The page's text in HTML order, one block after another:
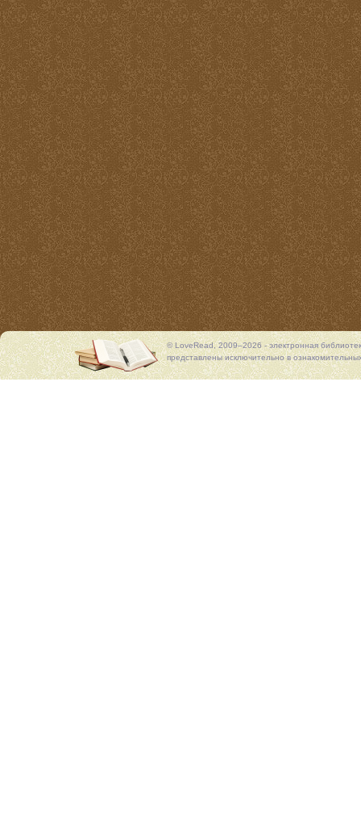
© LoveRead, 2009–2026 - электронная
представлены исключительно в